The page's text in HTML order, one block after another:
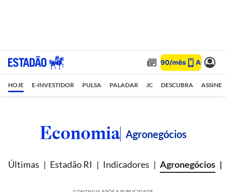
HOJE E-INVESTIDOR PULSA PALADAR JC DESCUBRA ASSINE
Economia Agronegócios
Últimas Estadão RI Indicadores Agronegócios